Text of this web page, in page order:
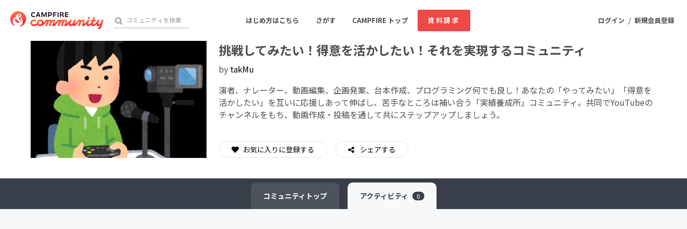
ログイン / 新規会員登録
はじめ方はこちら さがす CAMPFIRE トップ 資料請求
おすすめのコミュニティ 人気のコミュニティ 新着のコミュニティ
アート・写真
テクノロジー・ガジェット
ゲーム・サービス開発 フード・飲食店
ビューティー・ヘルスケア
チャレンジ
挑戦してみたい！得意を活かしたい！それを実現するコミュニティ
by takMu
演者、ナレーター、動画編集、企画発案、台本作成、プログラミング何でも良し！あなたの「やってみたい」「得意を
活かしたい」を互いに応援しあって伸ばし、苦手なところは補い合う「実績養成所」コミュニティ。共同でYouTubeの
チャンネルをもち、動画作成・投稿を通して共にステップアップしましょう。
お気に入りに登録する シェアする
コミュニティ トップ アクティビティ 0